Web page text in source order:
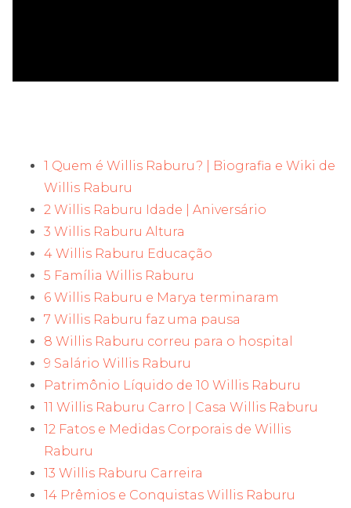
1 Quem é Willis Raburu? | Biografia e Wiki de
Willis Raburu
2 Willis Raburu Idade | Aniversário
3 Willis Raburu Altura
4 Willis Raburu Educação
5 Família Willis Raburu
6 Willis Raburu e Marya terminaram
7 Willis Raburu faz uma pausa
8 Willis Raburu correu para o hospital
9 Salário Willis Raburu
Patrimônio Líquido de 10 Willis Raburu
11 Willis Raburu Carro | Casa Willis Raburu
12 Fatos e Medidas Corporais de Willis
Raburu
13 Willis Raburu Carreira
14 Prêmios e Conquistas Willis Raburu